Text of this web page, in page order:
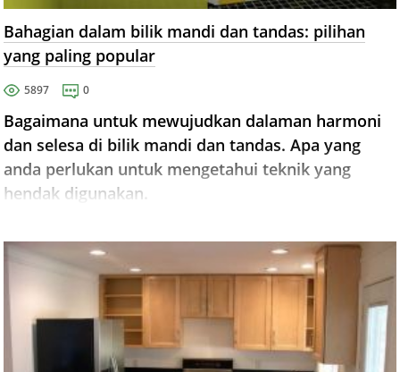
Bahagian dalam bilik mandi dan tandas: pilihan
yang paling popular
5897 0
Bagaimana untuk mewujudkan dalaman harmoni
dan selesa di bilik mandi dan tandas. Apa yang
anda perlukan untuk mengetahui teknik yang
hendak digunakan.